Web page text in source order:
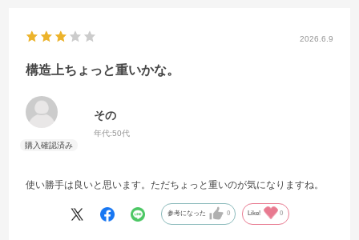
ても気に入っています。
価格はやや高めですが、セール時に購入できたため満足しています。
2026.6.9
構造上ちょっと重いかな。
その
年代:50代
使い勝手は良いと思います。ただちょっと重いのが気になりますね。
参考になった 0 Like! 0